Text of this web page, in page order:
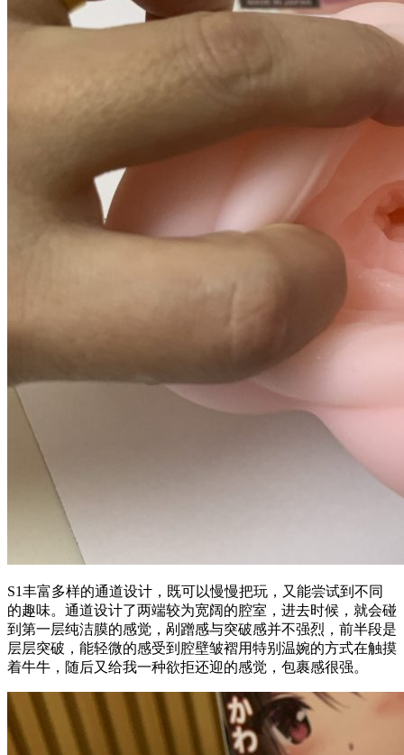
S1丰富多样的通道设计，既可以慢慢把玩，又能尝试到不同
的趣味。通道设计了两端较为宽阔的腔室，进去时候，就会碰
到第一层纯洁膜的感觉，剐蹭感与突破感并不强烈，前半段是
层层突破，能轻微的感受到腔壁皱褶用特别温婉的方式在触摸
着牛牛，随后又给我一种欲拒还迎的感觉，包裹感很强。